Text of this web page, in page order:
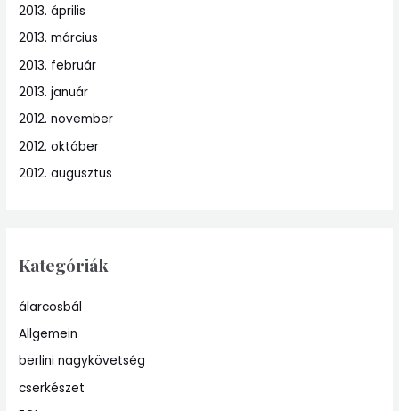
2013. április
2013. március
2013. február
2013. január
2012. november
2012. október
2012. augusztus
Kategóriák
álarcosbál
Allgemein
berlini nagykövetség
cserkészet